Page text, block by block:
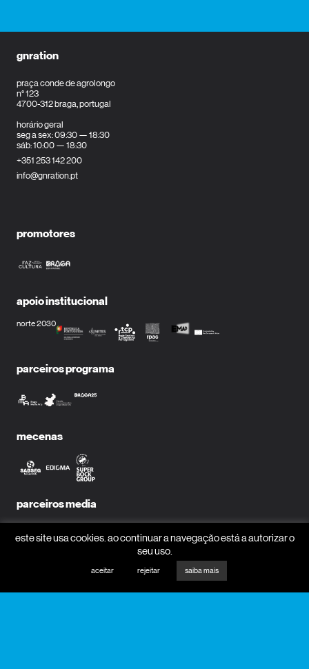
gnration
praça conde de agrolongo
n° 123
4700-312 braga, portugal
horário geral
seg a sex: 09:30 — 18:30
sáb: 10:00 — 18:30
+351 253 142 200
info@gnration.pt
promotores
apoio institucional
norte 2030
parceiros programa
mecenas
parceiros media
este site usa cookies. ao continuar a navegação está a autorizar o
seu uso.
aceitar rejeitar saiba mais